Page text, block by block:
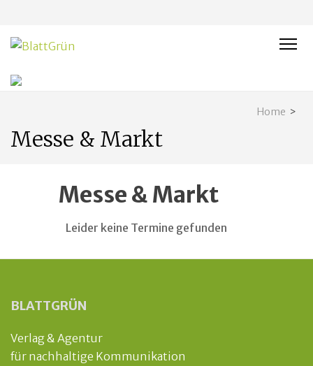
Home >
Messe & Markt
Messe & Markt
Leider keine Termine gefunden
BLATTGRÜN
Verlag & Agentur
für nachhaltige Kommunikation